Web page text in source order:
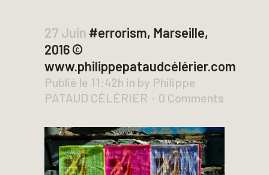
27 Juin #errorism, Marseille,
2016 ©
www.philippepataudcélérier.com
Publié le 11:42h in by Philippe
PATAUD CÉLÉRIER
0 Comments